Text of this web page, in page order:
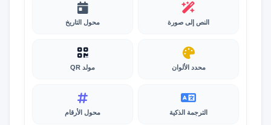
النص إلى صورة محول التاريخ
محدد الألوان مولد QR
الترجمة الذكية محول الأرقام